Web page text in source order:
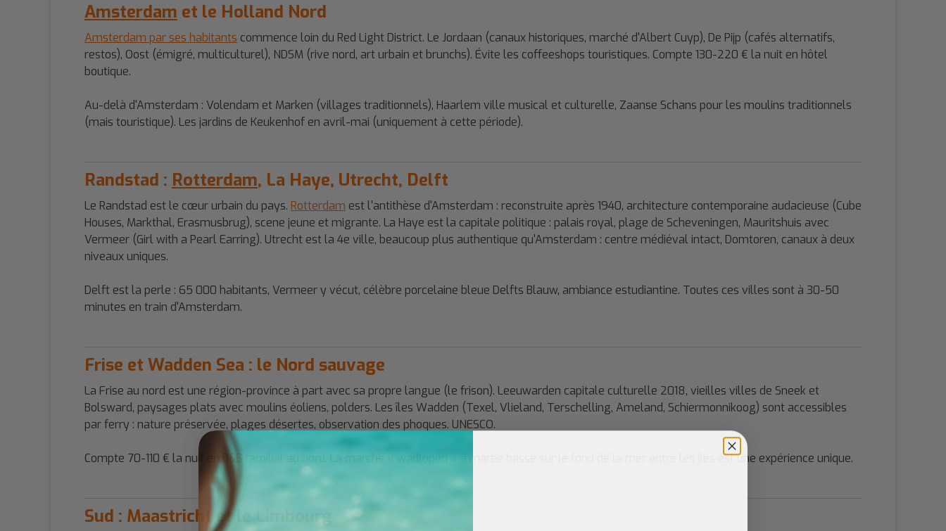
Amsterdam et le Holland Nord
Amsterdam par ses habitants commence loin du Red Light District. Le Jordaan (canaux historiques, marché d'Albert Cuyp), De Pijp (cafés alternatifs,
restos), Oost (émigré, multiculturel), NDSM (rive nord, art urbain et brunchs). Évite les coffeeshops touristiques. Compte 130-220 € la nuit en hôtel
boutique.
Au-delà d'Amsterdam : Volendam et Marken (villages traditionnels), Haarlem ville musical et culturelle, Zaanse Schans pour les moulins traditionnels
(mais touristique). Les jardins de Keukenhof en avril-mai (uniquement à cette période).
Randstad : Rotterdam, La Haye, Utrecht, Delft
Le Randstad est le cœur urbain du pays. Rotterdam est l'antithèse d'Amsterdam : reconstruite après 1940, architecture contemporaine audacieuse (Cube
Houses, Markthal, Erasmusbrug), scene jeune et migrante. La Haye est la capitale politique : palais royal, plage de Scheveningen, Mauritshuis avec
Vermeer (Girl with a Pearl Earring). Utrecht est la 4e ville, beaucoup plus authentique qu'Amsterdam : centre médiéval intact, Domtoren, canaux à deux
niveaux uniques.
Delft est la perle : 65 000 habitants, Vermeer y vécut, célèbre porcelaine bleue Delfts Blauw, ambiance estudiantine. Toutes ces villes sont à 30-50
minutes en train d'Amsterdam.
Frise et Wadden Sea : le Nord sauvage
La Frise au nord est une région-province à part avec sa propre langue (le frison). Leeuwarden capitale culturelle 2018, vieilles villes de Sneek et
Bolsward, paysages plats avec moulins éoliens, polders. Les îles Wadden (Texel, Vlieland, Terschelling, Ameland, Schiermonnikoog) sont accessibles
par ferry : nature préservée, plages désertes, observation des phoques. UNESCO.
Compte 70-110 € la nuit en B&B familial au nord. La marche « wadlopen » à marée basse sur le fond de la mer entre les îles est une expérience unique.
Sud : Maastricht et le Limbourg